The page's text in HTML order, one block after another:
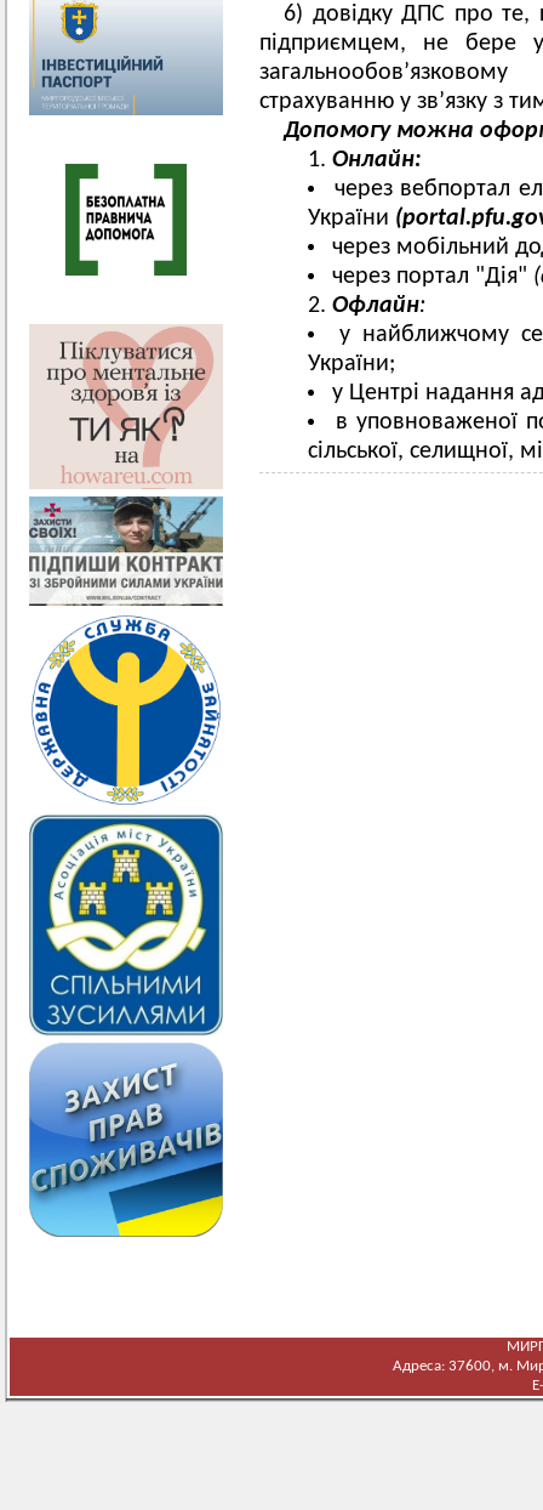
6) довідку ДПС про
підприємцем, не бере
страхуванню у зв’язку з
Допомогу можна
Онлайн:
через вебпортал
України
через мобільний
через портал "Дія"
Офлайн:
у найближчому
України;
у Центрі надання
в уповноваженої
сільської, селищної,
Адреса: 37600, м.